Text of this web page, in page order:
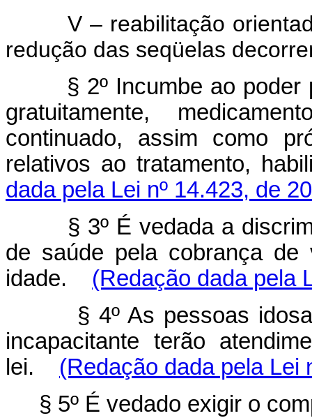
V – reabilitação orientada
redução das seqüelas
§ 2º Incumbe ao
gratuitamente,
continuado, assim como
relativos ao tratamento,
dada pela Lei nº 14.423, de
§ 3º É vedada a
de saúde pela cobrança de
idade.
(Redação dada pela
§ 4º As pessoas
incapacitante terão
lei.
(Redação dada pela Lei
§ 5º É vedado exigir o